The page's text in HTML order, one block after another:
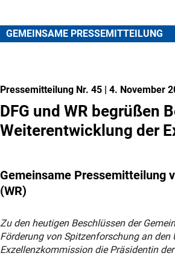
GEMEINSAME PRESSEMITTEILUNG
Pressemitteilung Nr. 45 | 4. November
DFG und WR begrüßen
Weiterentwicklung der
Gemeinsame Pressemitteilung
(WR)
Zu den heutigen Beschlüssen der
Förderung von Spitzenforschung an den
Exzellenzkommission die Präsidentin